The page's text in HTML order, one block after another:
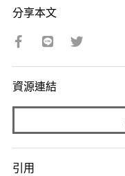
分享本文
資源連結
引用